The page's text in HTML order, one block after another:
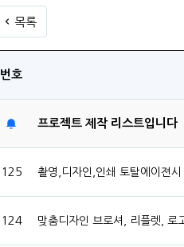
목록
번호
프로젝트 제작 리스트입니다
125 촬영,디자인,인쇄 토탈에이젼
124 맞춤디자인 브로셔, 리플렛, 로